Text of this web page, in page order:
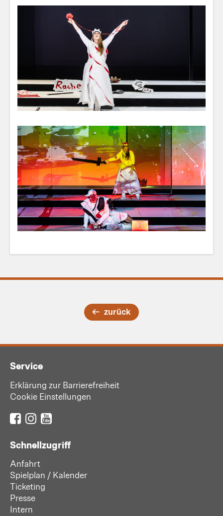
zurück
Service
Erklärung zur Barrierefreiheit
Cookie Einstellungen
Schnellzugriff
Anfahrt
Spielplan / Kalender
Ticketing
Presse
Intern